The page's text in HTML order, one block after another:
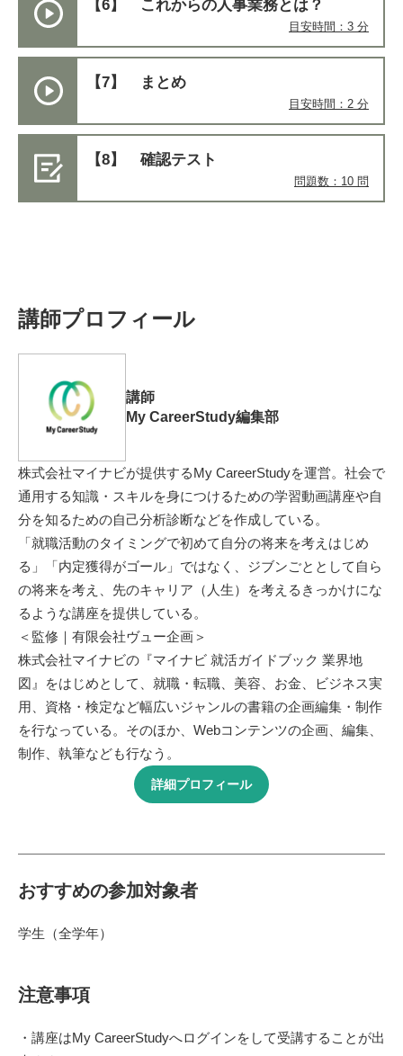
【6】 これからの人事業務とは？
目安時間：3 分
【7】 まとめ
目安時間：2 分
【8】 確認テスト
問題数：10 問
講師プロフィール
講師
My CareerStudy編集部
株式会社マイナビが提供するMy CareerStudyを運営。社会で
通用する知識・スキルを身につけるための学習動画講座や自
分を知るための自己分析診断などを作成している。
「就職活動のタイミングで初めて自分の将来を考えはじめ
る」「内定獲得がゴール」ではなく、ジブンごととして自ら
の将来を考え、先のキャリア（人生）を考えるきっかけにな
るような講座を提供している。
＜監修｜有限会社ヴュー企画＞
株式会社マイナビの『マイナビ 就活ガイドブック 業界地
図』をはじめとして、就職・転職、美容、お金、ビジネス実
用、資格・検定など幅広いジャンルの書籍の企画編集・制作
を行なっている。そのほか、Webコンテンツの企画、編集、
制作、執筆なども行なう。
詳細プロフィール
おすすめの参加対象者
学生（全学年）
注意事項
・講座はMy CareerStudyへログインをして受講することが出